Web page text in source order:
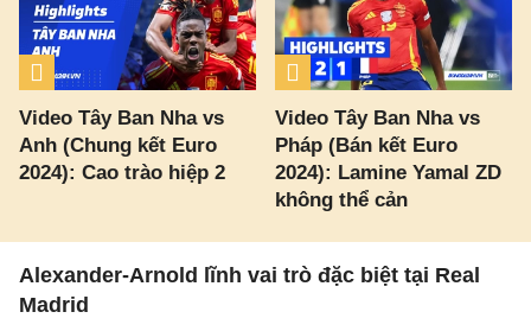
Video Tây Ban Nha vs
Anh (Chung kết Euro
2024): Cao trào hiệp 2
Video Tây Ban Nha vs
Pháp (Bán kết Euro
2024): Lamine Yamal ZD
không thể cản
Alexander-Arnold lĩnh vai trò đặc biệt tại Real
Madrid